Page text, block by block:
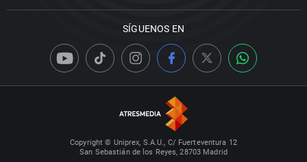
SÍGUENOS EN
Copyright © Uniprex, S.A.U., C/ Fuerteventura 12
San Sebastián de los Reyes, 28703 Madrid